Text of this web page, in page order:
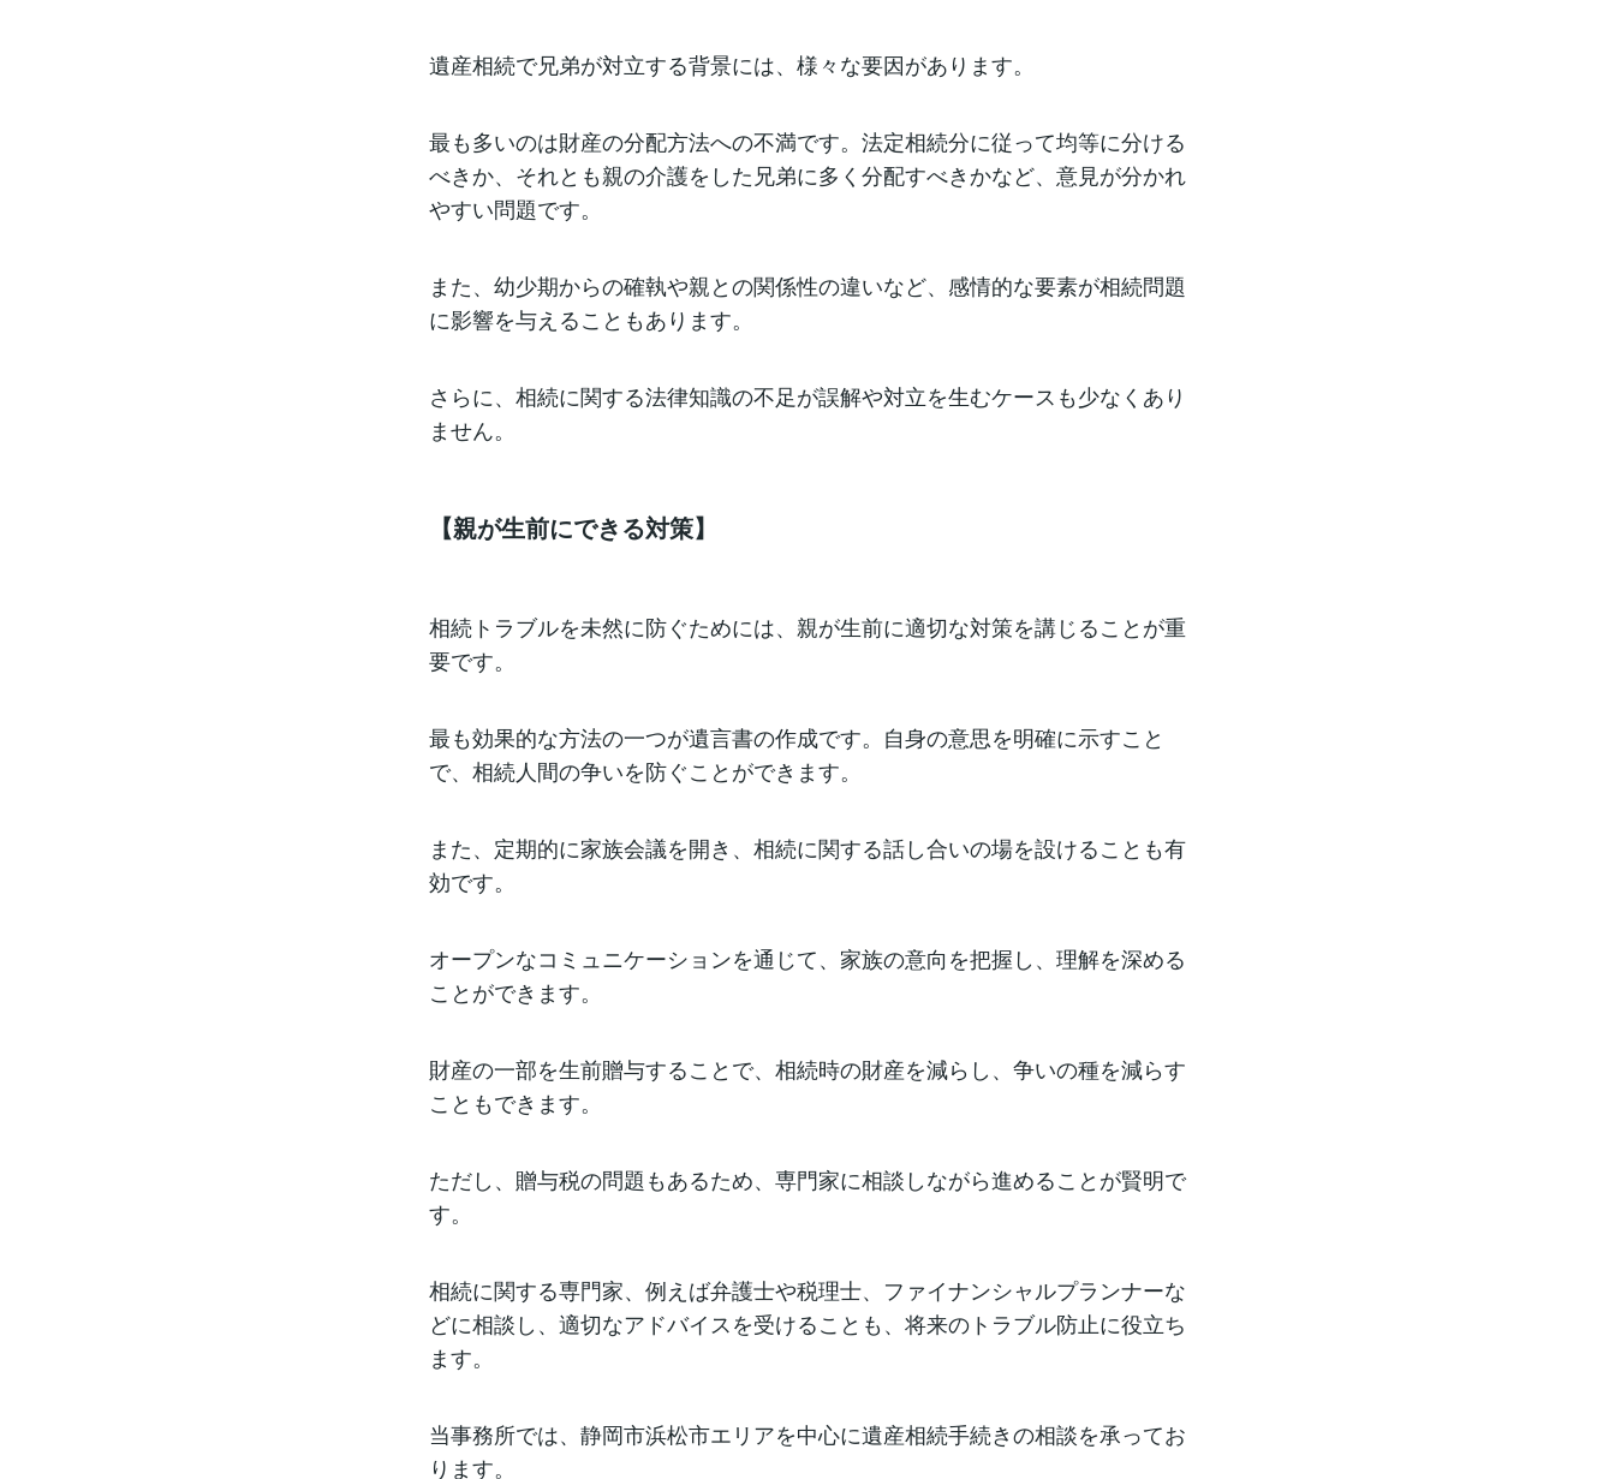
遺産相続で兄弟が対立する背景には、様々な要因があります。
最も多いのは財産の分配方法への不満です。法定相続分に従って均等に分ける
べきか、それとも親の介護をした兄弟に多く分配すべきかなど、意見が分かれ
やすい問題です。
また、幼少期からの確執や親との関係性の違いなど、感情的な要素が相続問題
に影響を与えることもあります。
さらに、相続に関する法律知識の不足が誤解や対立を生むケースも少なくあり
ません。
【親が生前にできる対策】
相続トラブルを未然に防ぐためには、親が生前に適切な対策を講じることが重
要です。
最も効果的な方法の一つが遺言書の作成です。自身の意思を明確に示すこと
で、相続人間の争いを防ぐことができます。
また、定期的に家族会議を開き、相続に関する話し合いの場を設けることも有
効です。
オープンなコミュニケーションを通じて、家族の意向を把握し、理解を深める
ことができます。
財産の一部を生前贈与することで、相続時の財産を減らし、争いの種を減らす
こともできます。
ただし、贈与税の問題もあるため、専門家に相談しながら進めることが賢明で
す。
相続に関する専門家、例えば弁護士や税理士、ファイナンシャルプランナーな
どに相談し、適切なアドバイスを受けることも、将来のトラブル防止に役立ち
ます。
当事務所では、静岡市浜松市エリアを中心に遺産相続手続きの相談を承ってお
ります。